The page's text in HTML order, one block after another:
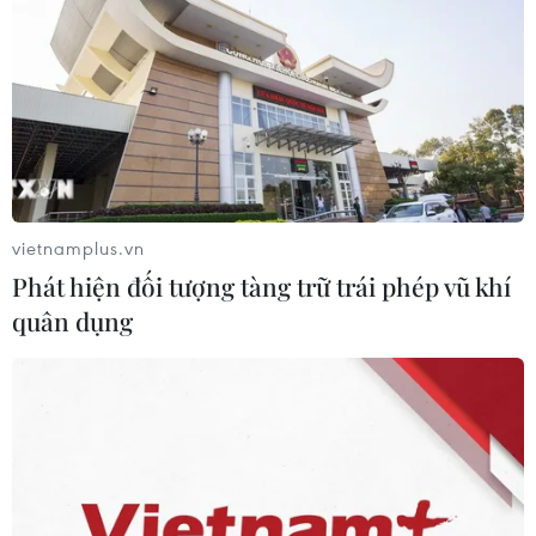
Nứt núi, Thanh Hóa sơ tán khẩn cấp
nhiều hộ dân
07/08/2026 13:17
Cảnh báo lũ trên lưu vực sông Thao
tại trạm Yên Bái
vietnamplus.vn
Phát hiện đối tượng tàng trữ trái phép vũ khí
quân dụng